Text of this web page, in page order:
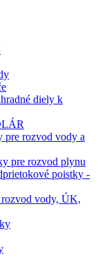
diely k
pre rozvod vody a
pre rozvod plynu
poistky -
vody, ÚK,